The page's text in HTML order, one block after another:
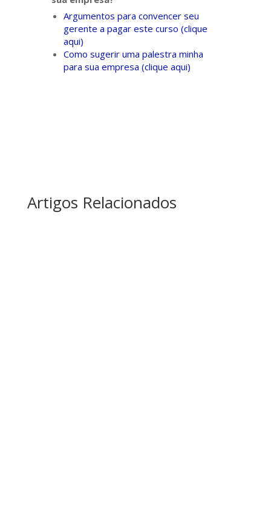
Argumentos para convencer seu
gerente a pagar este curso (clique
aqui)
Como sugerir uma palestra minha
para sua empresa (clique aqui)
Artigos Relacionados